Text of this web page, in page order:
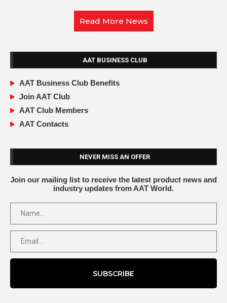
Read More News
AAT BUSINESS CLUB
AAT Business Club Benefits
Join AAT Club
AAT Club Members
AAT Contacts
NEVER MISS AN OFFER
Join our mailing list to receive the latest product news and
industry updates from AAT World.
SUBSCRIBE